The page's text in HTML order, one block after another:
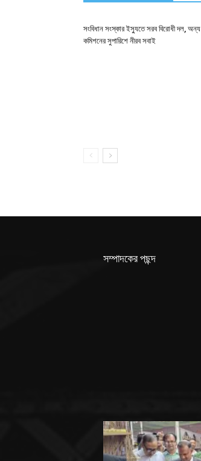
সংবিধান সংস্কার ইস্যুতে সরব বিরোধী দল, অন্য
কমিশনের সুপারিশে নীরব সবাই
সম্পাদকের পছন্দ